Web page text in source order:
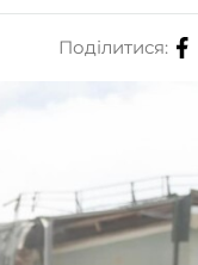
Поділитися: